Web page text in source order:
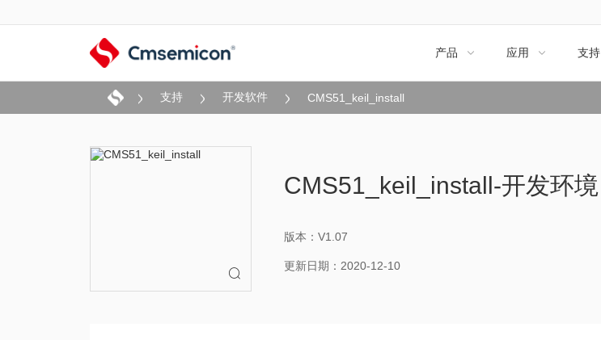
产品  应用  支持
支持 开发软件 CMS51_keil_install

CMS51_keil_install-开发环境
版本：V1.07
更新日期：2020-12-10